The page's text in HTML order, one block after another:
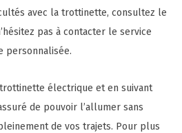
avec la trottinette, consultez le
pas à contacter le service
personnalisée.
électrique et en suivant
de pouvoir l’allumer sans
de vos trajets. Pour plus